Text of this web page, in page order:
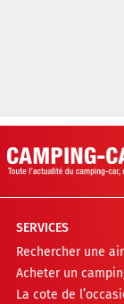
SERVICES
Rechercher une
Acheter un
La cote de